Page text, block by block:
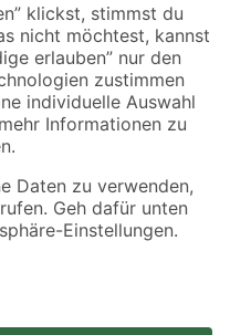
dargestellten Angebote sind unter
Verfügbarkeiten beziehen
Baumarkt. Alle Angebote und
Artikel mit Speditionsversand, hier